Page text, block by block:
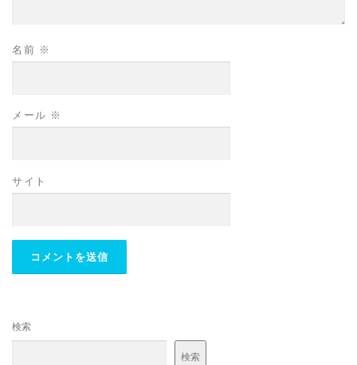
名前 ※
メール ※
サイト
検索
検索